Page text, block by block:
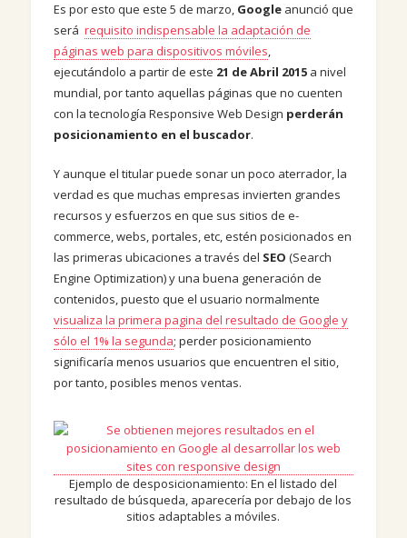
Es por esto que este 5 de marzo, Googleanunció que
será requisito indispensable la adaptación de
páginas web para dispositivos móviles,
ejecutándolo a partir de este 21 de Abril 2015 a nivel
mundial, por tanto aquellas páginas que no cuenten
con la tecnología Responsive Web Design perderán
posicionamiento en el buscador.
Y aunque el titular puede sonar un poco aterrador, la
verdad es que muchas empresas invierten grandes
recursos y esfuerzos en que sus sitios de e-
commerce, webs, portales, etc, estén posicionados en
las primeras ubicaciones a través del SEO (Search
Engine Optimization) y una buena generación de
contenidos, puesto que el usuario normalmente
visualiza la primera pagina del resultado de Google y
sólo el 1% la segunda; perder posicionamiento
significaría menos usuarios que encuentren el sitio,
por tanto, posibles menos ventas.
Ejemplo de desposicionamiento: En el listado del
resultado de búsqueda, aparecería por debajo de los
sitios adaptables a móviles.